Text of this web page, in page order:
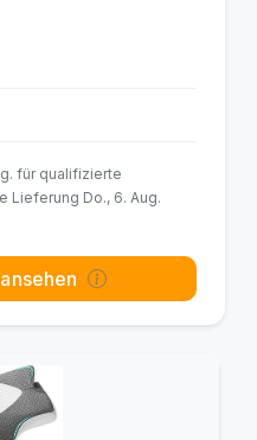
für qualifizierte
Lieferung Do., 6. Aug.